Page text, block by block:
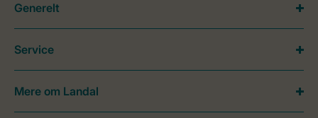
Generelt
Service
Mere om Landal